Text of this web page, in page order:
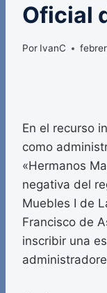
Oficial
Por IvanC
En el recurso
como
«Hermanos
negativa del
Muebles I de
Francisco de
inscribir una